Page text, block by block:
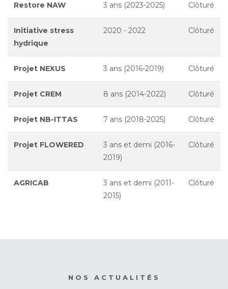
Restore NAW 3 ans (2023-2025) Clôturé
Initiative stress
hydrique
2020 - 2022 Clôturé
Projet NEXUS 3 ans (2016-2019) Clôturé
Projet CREM 8 ans (2014-2022) Clôturé
Projet NB-ITTAS 7 ans (2018-2025) Clôturé
Projet FLOWERED
3 ans et demi (2016-
2019)
Clôturé
AGRICAB
3 ans et demi (2011-
2015)
Clôturé
NOS ACTUALITÉS